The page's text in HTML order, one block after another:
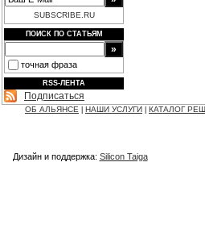
SUBSCRIBE.RU
ПОИСК ПО СТАТЬЯМ
точная фраза
RSS-ЛЕНТА
Подписаться
ОБ АЛЬЯНСЕ НАШИ УСЛУГИ КАТАЛОГ
Дизайн и поддержка: Silicon Taiga